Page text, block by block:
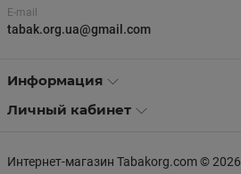
E-mail
tabak.org.ua@gmail.com
Информация
Личный кабинет
Интернет-магазин Tabakorg.com © 2026